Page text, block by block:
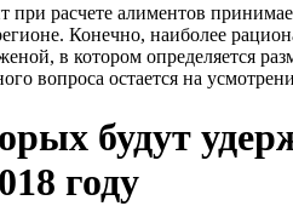
расчете алиментов
Конечно, наиболее
в котором определяется
вопроса остается на
будут
году